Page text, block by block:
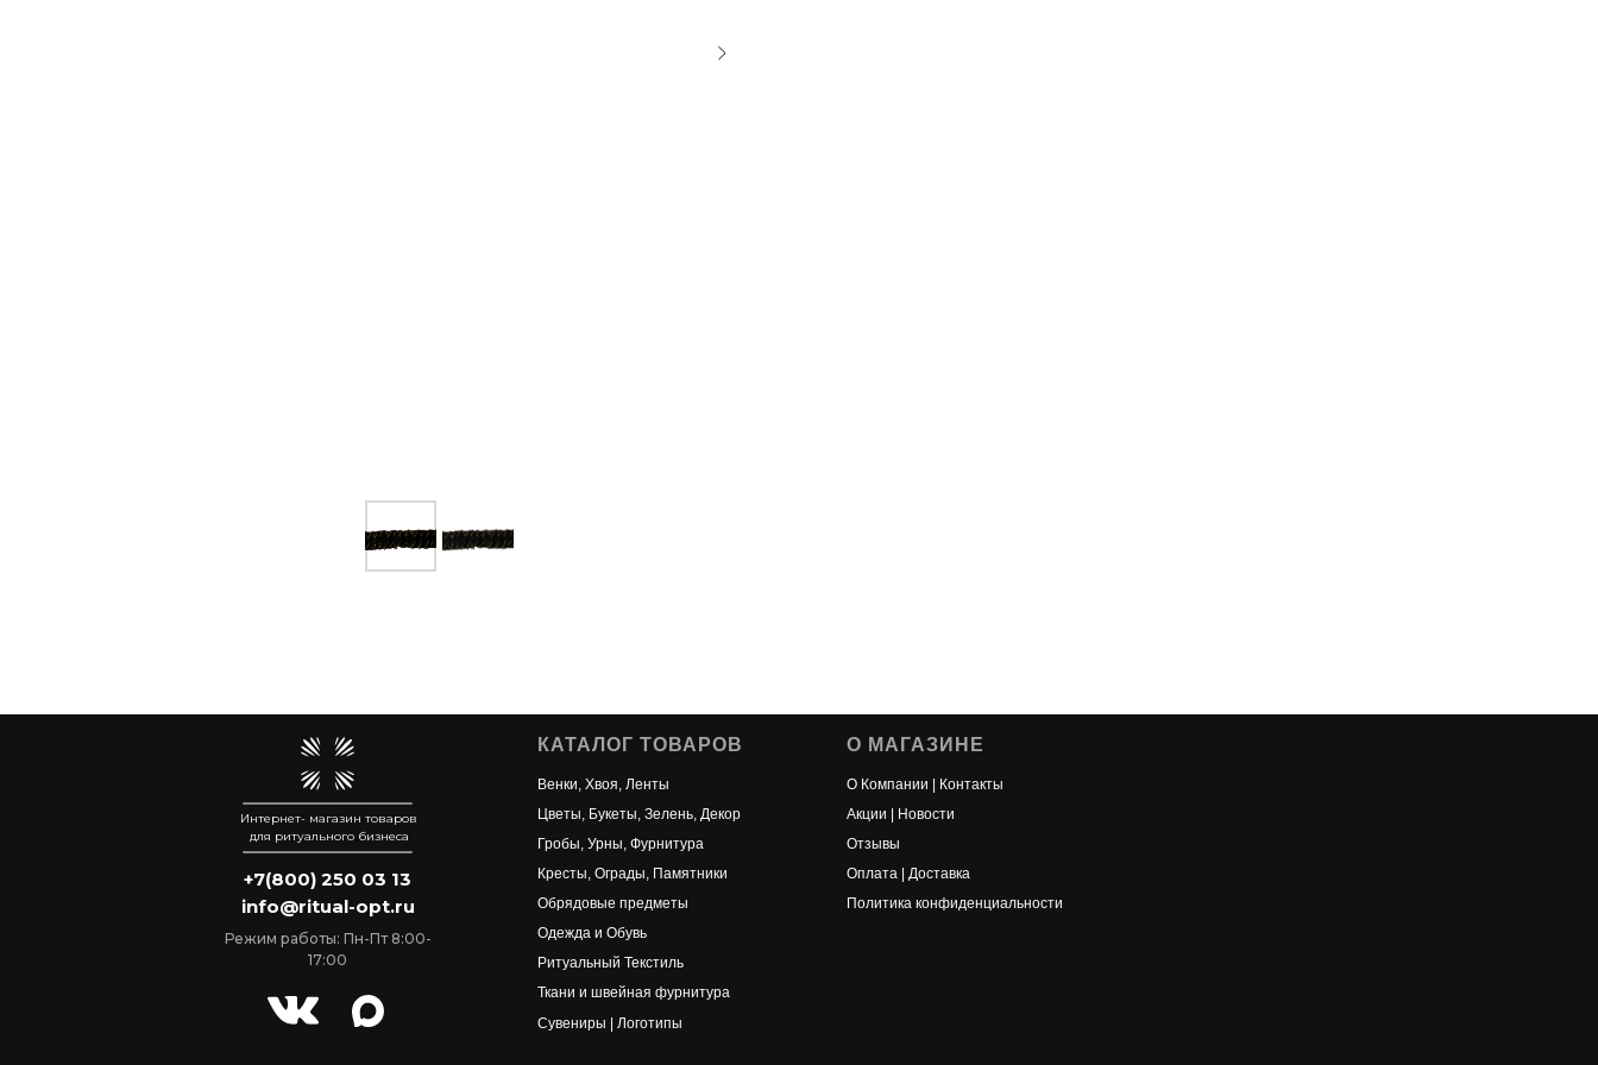
КАТАЛОГ ТОВАРОВ О МАГАЗИНЕ
Режим работы: Пн-Пт 8:00-
17:00
Венки, Хвоя, Ленты
Цветы, Букеты, Зелень, Декор
Гробы, Урны, Фурнитура
Кресты, Ограды, Памятники
Обрядовые предметы
Одежда и Обувь
Ритуальный Текстиль
Ткани и швейная фурнитура
Сувениры | Логотипы
О Компании | Контакты
Политика конфиденциальности
Акции | Новости
Отзывы
Оплата | Доставка
Интернет- магазин товаров
для ритуального бизнеса
+7(800) 250 03 13
info@ritual-opt.ru